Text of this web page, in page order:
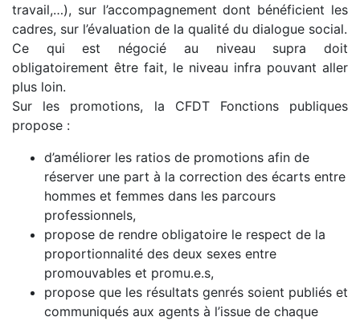
travail,…), sur l’accompagnement dont bénéficient les
cadres, sur l’évaluation de la qualité du dialogue social.
Ce qui est négocié au niveau supra doit
obligatoirement être fait, le niveau infra pouvant aller
plus loin.
Sur les promotions, la CFDT Fonctions publiques
propose :
d’améliorer les ratios de promotions afin de
réserver une part à la correction des écarts entre
hommes et femmes dans les parcours
professionnels,
propose de rendre obligatoire le respect de la
proportionnalité des deux sexes entre
promouvables et promu.e.s,
propose que les résultats genrés soient publiés et
communiqués aux agents à l’issue de chaque